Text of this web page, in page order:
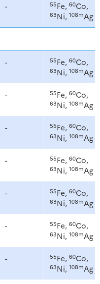
- 55Fe, 60Co,
63Ni, 108mAg
- 55Fe, 60Co,
63Ni, 108mAg
- 55Fe, 60Co,
63Ni, 108mAg
- 55Fe, 60Co,
63Ni, 108mAg
- 55Fe, 60Co,
63Ni, 108mAg
- 55Fe, 60Co,
63Ni, 108mAg
- 55Fe, 60Co,
63Ni, 108mAg
- 55Fe, 60Co,
63Ni, 108mAg